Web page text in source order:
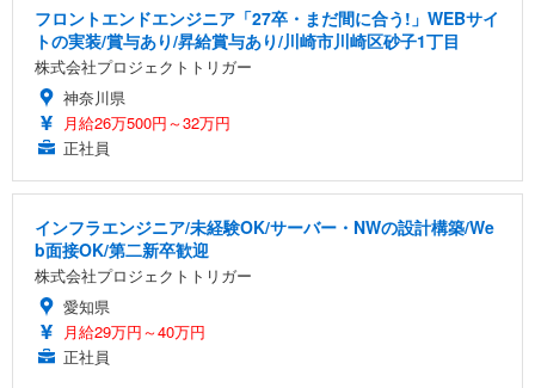
フロントエンドエンジニア「27卒・まだ間に合う!」WEBサイ
トの実装/賞与あり/昇給賞与あり/川崎市川崎区砂子1丁目
株式会社プロジェクトトリガー
神奈川県
月給26万500円～32万円
正社員
インフラエンジニア/未経験OK/サーバー・NWの設計構築/We
b面接OK/第二新卒歓迎
株式会社プロジェクトトリガー
愛知県
月給29万円～40万円
正社員